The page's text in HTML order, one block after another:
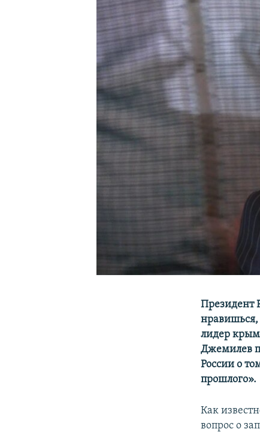
УКРАИНСКАЯ ПРОБЛЕМА КРЫМА
Президент
нравишься,
лидер
Джемилев
России о
прошлого».
Как
вопрос о